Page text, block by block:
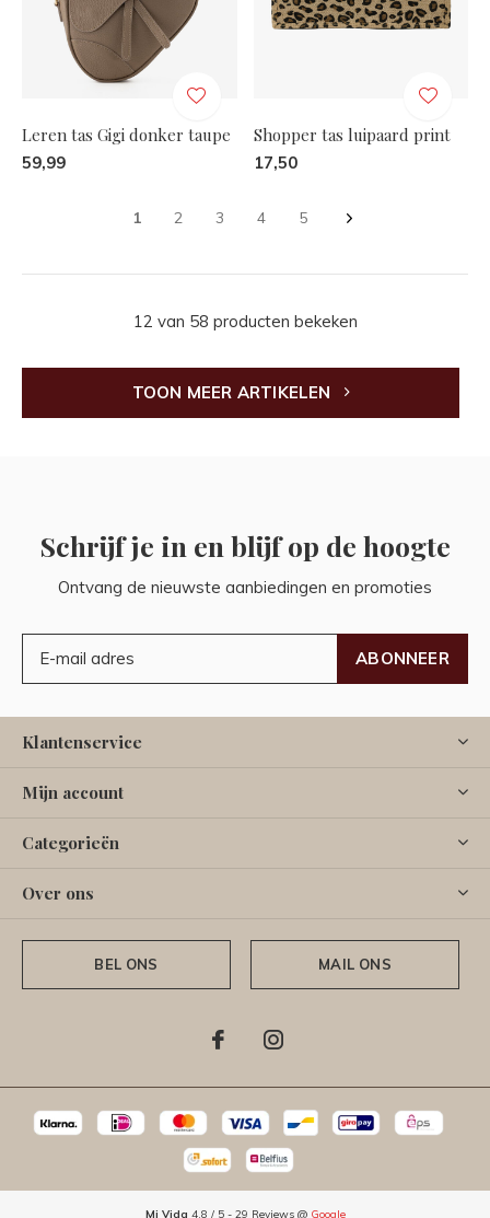
Leren tas Gigi donker taupe
59,99
Shopper tas luipaard print
17,50
1 2 3 4 5
12 van 58 producten bekeken
TOON MEER ARTIKELEN
Schrijf je in en blijf op de hoogte
Ontvang de nieuwste aanbiedingen en promoties
ABONNEER
Klantenservice
Mijn account
Categorieën
Over ons
BEL ONS MAIL ONS
Mi Vida 4.8 / 5- 29 Reviews @ Google